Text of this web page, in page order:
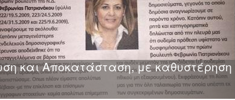
Ανικανότητα, Ανευθυνότητα,
στη διαδικασία κατάρτισης και
Δασικών Χαρτών